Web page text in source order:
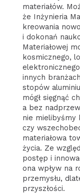
materiałów.
że Inżynieria
kreowania
i dokonań
Materiałowej
kosmicznego,
innych
stopów
mógł sięgnąć
a bez
nie
czy
materiałowa
życia. Ze
postęp i
ona wpływ na
przemysłu,
przyszłości.